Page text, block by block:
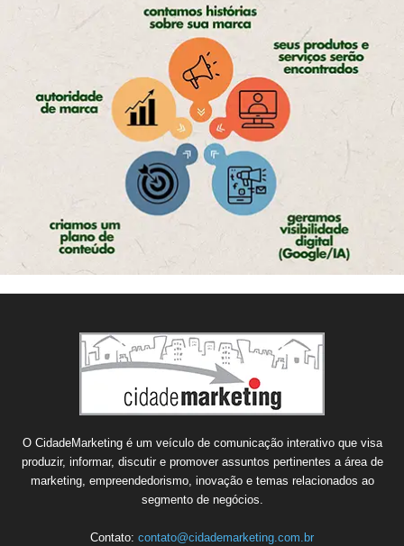
O CidadeMarketing é um veículo de comunicação interativo que visa
produzir, informar, discutir e promover assuntos pertinentes a área de
marketing, empreendedorismo, inovação e temas relacionados ao
segmento de negócios.
Contato: contato@cidademarketing.com.br